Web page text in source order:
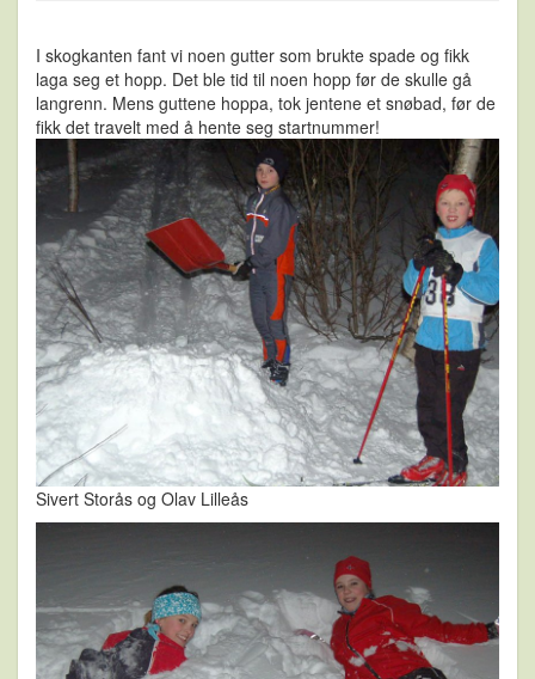
I skogkanten fant vi noen gutter som brukte spade og fikk
laga seg et hopp. Det ble tid til noen hopp før de skulle gå
langrenn. Mens guttene hoppa, tok jentene et snøbad, før de
fikk det travelt med å hente seg startnummer!
Sivert Storås og Olav Lilleås